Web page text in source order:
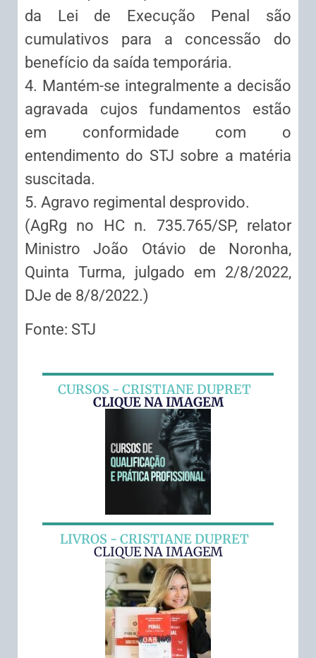
da Lei de Execução Penal são
cumulativos para a concessão do
benefício da saída temporária.
4. Mantém-se integralmente a decisão
agravada cujos fundamentos estão
em conformidade com o
entendimento do STJ sobre a matéria
suscitada.
5. Agravo regimental desprovido.
(AgRg no HC n. 735.765/SP, relator
Ministro João Otávio de Noronha,
Quinta Turma, julgado em 2/8/2022,
DJe de 8/8/2022.)
Fonte: STJ
CURSOS - CRISTIANE DUPRET
CLIQUE NA IMAGEM
LIVROS - CRISTIANE DUPRET
CLIQUE NA IMAGEM